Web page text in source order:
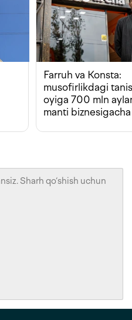
Farruh va Konsta:
musofirlikdagi
oyiga 700 mln
manti biznesigacha